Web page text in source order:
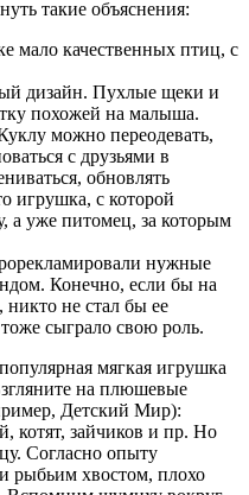
такие объяснения:
мало качественных птиц, с
дизайн. Пухлые щеки и
похожей на малыша.
можно переодевать,
с друзьями в
обновлять
игрушка, с которой
а уже питомец, за которым
нужные
Конечно, если бы на
никто не стал бы ее
сыграло свою роль.
мягкая игрушка
на плюшевые
Детский Мир):
котят, зайчиков и пр. Но
Согласно опыту
рыбьим хвостом, плохо